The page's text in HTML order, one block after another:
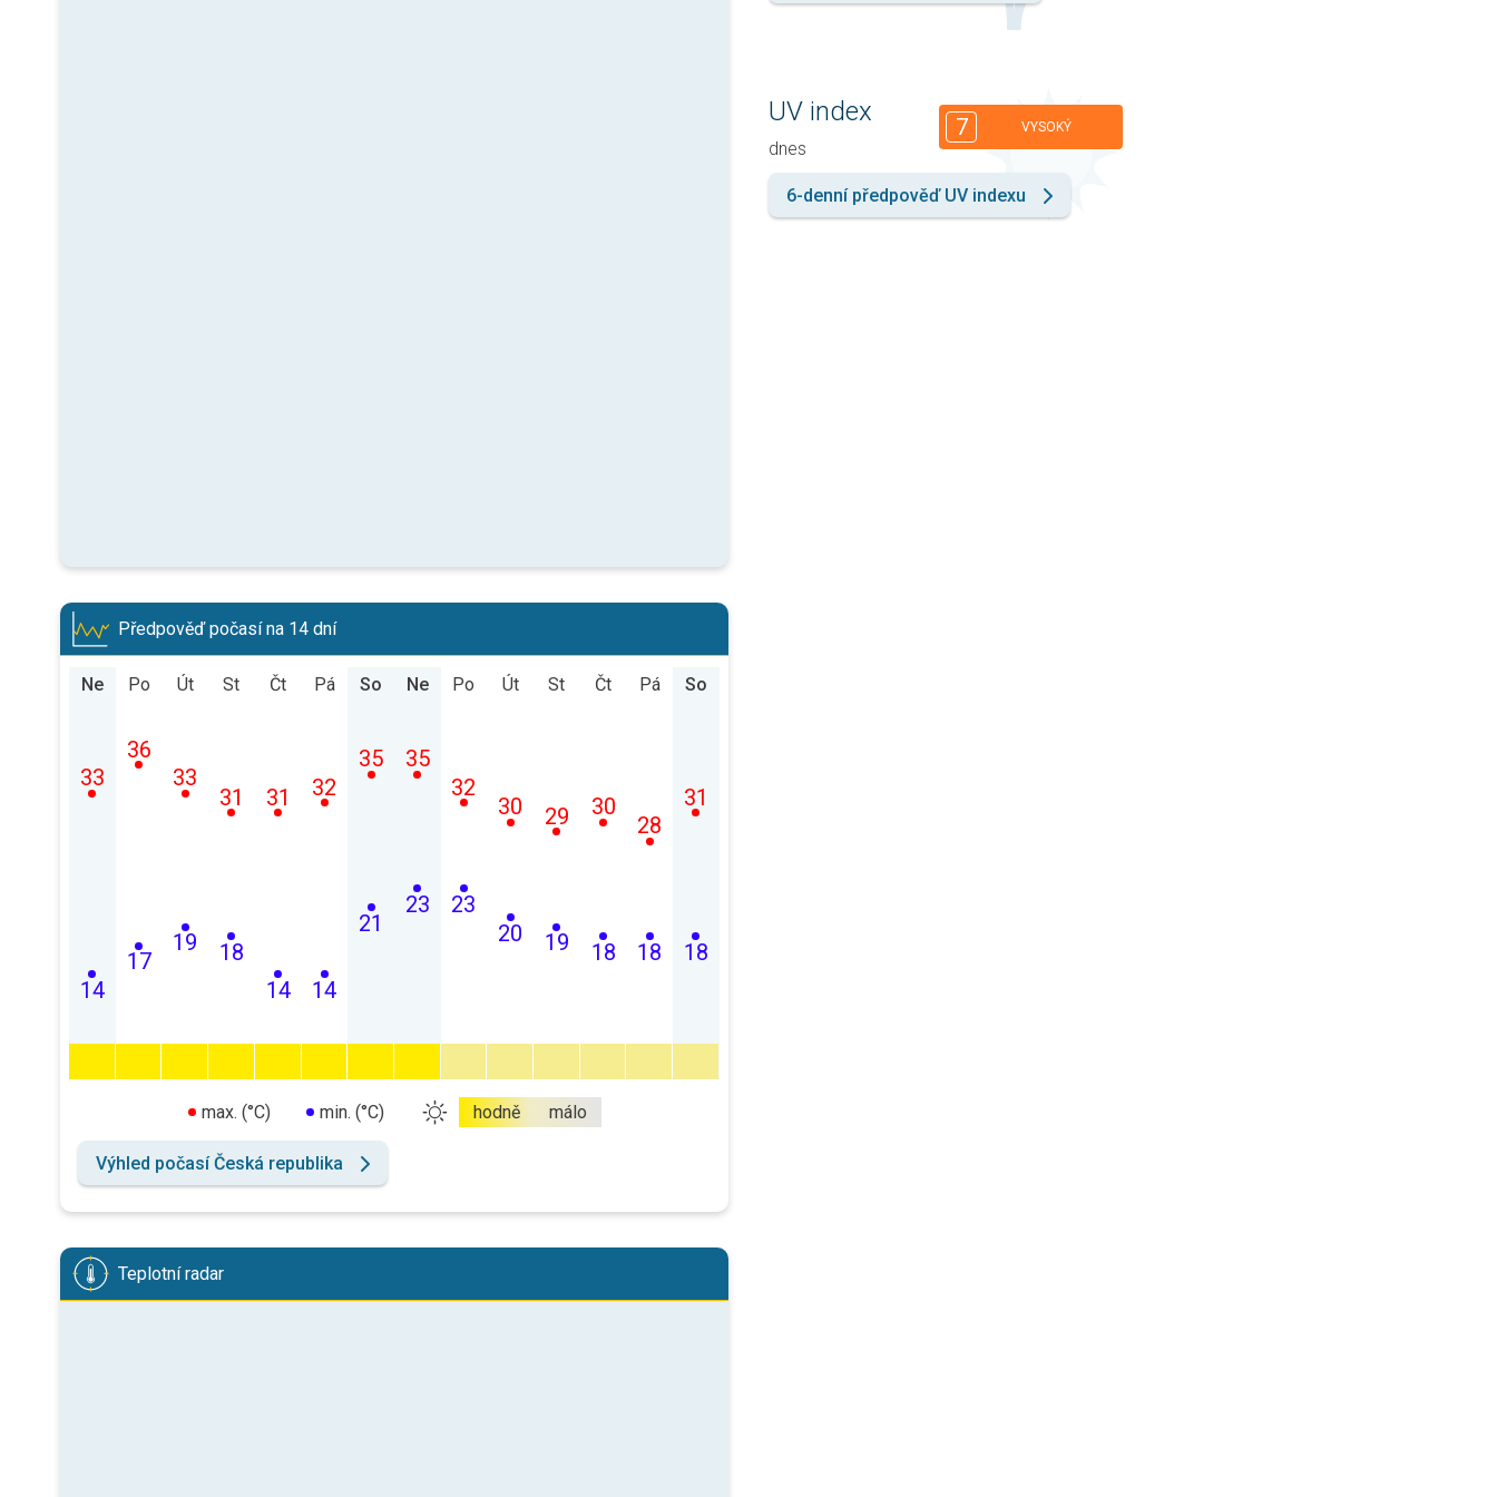
Předpověď počasí na 14 dní
Ne
14
33
Po
17
36
Út
19
33
St
18
31
Čt
14
31
Pá
14
32
So
21
35
Ne
23
35
Po
23
32
Út
20
30
St
19
29
Čt
18
30
Pá
18
28
So
18
31
max. (°C) min. (°C) hodně málo
Výhled počasí Česká republika
Teplotní radar
UV index
dnes
7 VYSOKÝ
6-denní předpověď UV indexu